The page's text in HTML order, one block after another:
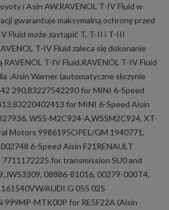
i Asin AW.RAVENOL T-IV Fluid w
gwarantuje maksymalną ochronę przed
Fluid może zastąpić T, T-II i T-III
T-IV Fluid zaleca się dokonanie
RAVENOL T-IV Fluid.RAVENOL T-IV Fluid
:Aisin Warner (automatyczne skrzynie
290,83227542290 for MINI 6-Speed
for MINI 6-Speed Aisin
WSS-M2C924-A,WSSM2C924, XT-
Motors 9986195OPEL/GM 1940771,
6-Speed Aisin F21RENAULT
7711172225 for transmission SU0 and
08886-81016, 00279-000T4,
AUDI G 055 025
999MP-MTK00P for RE5F22A (Aisin